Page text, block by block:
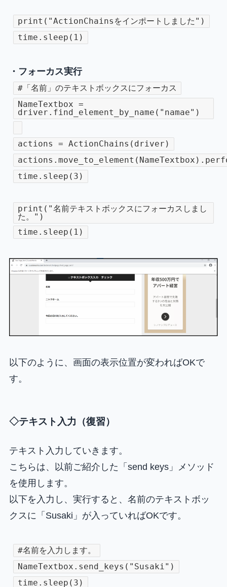
print("ActionChainsをインポートしました")
time.sleep(1)
・フォーカス実行
#「名前」のテキストボックスにフォーカス
NameTextbox =
driver.find_element_by_name("namae")
actions = ActionChains(driver)
time.sleep(3)
print("名前テキストボックスにフォーカスしまし
た。")
time.sleep(1)
以下のように、画面の表示位置が変わればOKで
す。
◇テキスト入力（復習）
テキスト入力していきます。
こちらは、以前ご紹介した「send keys」メソッド
を使用します。
以下を入力し、実行すると、名前のテキストボッ
クスに「Susaki」が入っていればOKです。
#名前を入力します。
NameTextbox.send_keys("Susaki")
time.sleep(3)